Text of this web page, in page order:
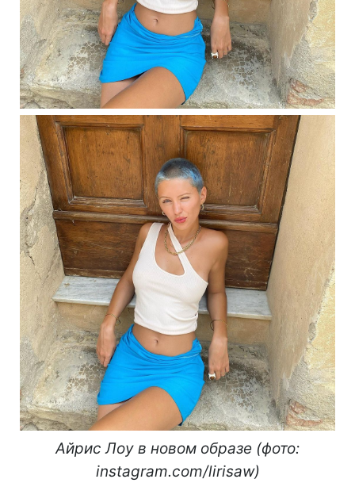
Айрис Лоу в новом образе (фото:
instagram.com/lirisaw)